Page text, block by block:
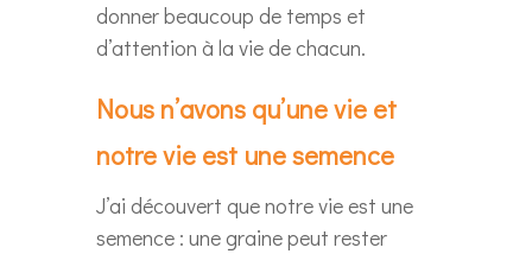
donner beaucoup de temps et
d’attention à la vie de chacun.
Nous n’avons qu’une vie et
notre vie est une semence
J’ai découvert que notre vie est une
semence : une graine peut rester